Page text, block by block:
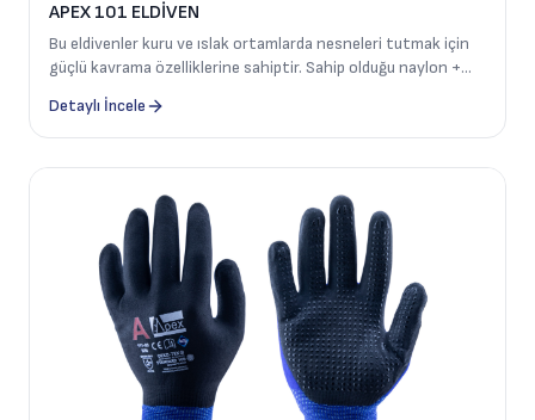
APEX 101 ELDİVEN
Bu eldivenler kuru ve ıslak ortamlarda nesneleri tutmak için
güçlü kavrama özelliklerine sahiptir. Sahip olduğu naylon +
konforlu esnek ve dayanıklıdır. Köpük nitril kaplaması
sayesinde sıvı geçirmezliği, yağ dayanımı ve üstün özellikler
sunmaktadır. Daha iyi kavrama imkanı sağlaması için avuç
Detaylı İncele